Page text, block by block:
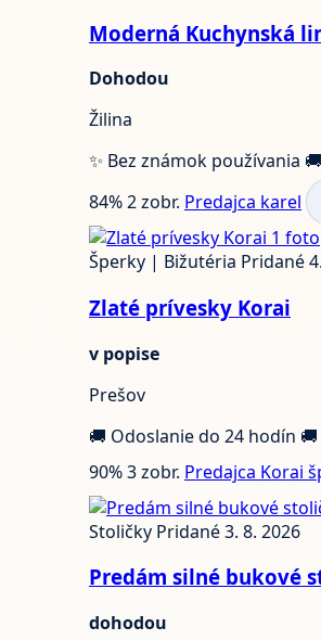
Moderná Kuchynská
Dohodou
Žilina
✨ Bez známok používania
84%2 zobr. Predajca karel
1 foto
Šperky | Bižutéria Pridané
Zlaté prívesky Korai
v popise
Prešov
🚚 Odoslanie do 24 hodín
90%3 zobr. Predajca Korai
Stoličky Pridané 3. 8. 2026
Predám silné bukové
dohodou